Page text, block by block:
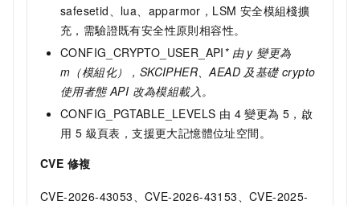
safesetid、lua、apparmor，LSM 安全模組棧擴
充，需驗證既有安全性原則相容性。
CONFIG_CRYPTO_USER_API* 由 y 變更為
m（模組化），SKCIPHER、AEAD 及基礎 crypto
使用者態 API 改為模組載入。
CONFIG_PGTABLE_LEVELS 由 4 變更為 5，啟
用 5 級頁表，支援更大記憶體位址空間。
CVE 修複
CVE-2026-43053、CVE-2026-43153、CVE-2025-